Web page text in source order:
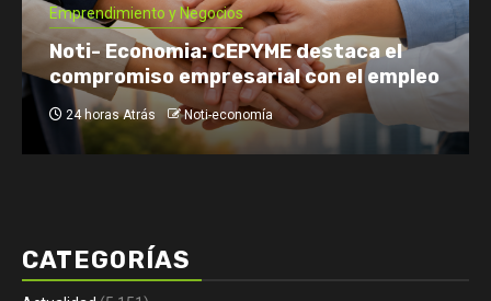
Finanzas: Noticias y Consejos Inversiones
Tomás Rebord EN VIVO: dónde verlo, a
qué hora y por qué es tendencia
2 días Atrás Noti-economía
CATEGORÍAS